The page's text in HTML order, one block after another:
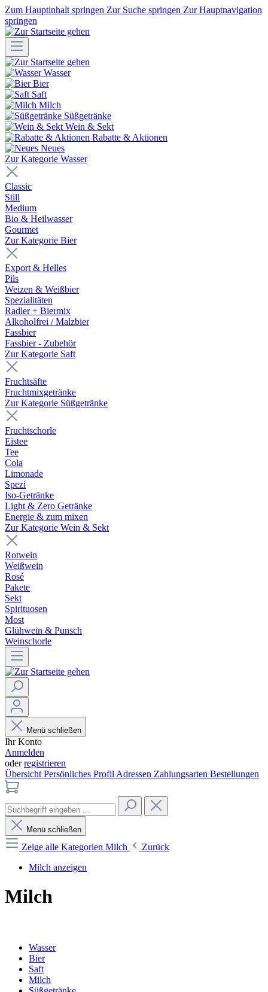
Zum Hauptinhalt springen Zur Suche springen Zur Hauptnavigation
springen
Wasser
Bier
Saft
Milch
Süßgetränke
Wein & Sekt
Rabatte & Aktionen
Neues
Zur Kategorie Wasser
Classic
Still
Medium
Bio & Heilwasser
Gourmet
Zur Kategorie Bier
Export & Helles
Pils
Weizen & Weißbier
Spezialitäten
Radler + Biermix
Alkoholfrei / Malzbier
Fassbier
Fassbier - Zubehör
Zur Kategorie Saft
Fruchtsäfte
Fruchtmixgetränke
Zur Kategorie Süßgetränke
Fruchtschorle
Eistee
Tee
Cola
Limonade
Spezi
Iso-Getränke
Light & Zero Getränke
Energie & zum mixen
Zur Kategorie Wein & Sekt
Rotwein
Weißwein
Rosé
Pakete
Sekt
Spirituosen
Most
Glühwein & Punsch
Weinschorle
Menü schließen
Ihr Konto
Anmelden
oderregistrieren
Übersicht Persönliches Profil Adressen Zahlungsarten Bestellungen
Menü schließen
Zeige alle Kategorien Milch
Zurück
Milch anzeigen
Milch
Wasser
Bier
Saft
Milch